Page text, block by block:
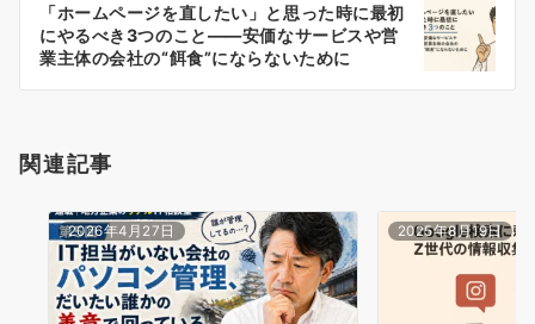
ン
「ホームページを直したい」と思った時に最初
にやるべき3つのこと――安価なサービスや営
業主体の会社の“餌食”にならないために
関連記事
2026年4月27日 2025年8月19日